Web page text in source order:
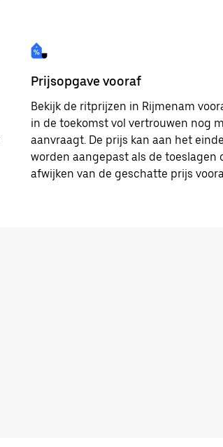
Prijsopgave vooraf
Bekijk de ritprijzen in Rijmenam
in de toekomst vol vertrouwen nog
aanvraagt. De prijs kan aan het
worden aangepast als de toeslagen
afwijken van de geschatte prijs